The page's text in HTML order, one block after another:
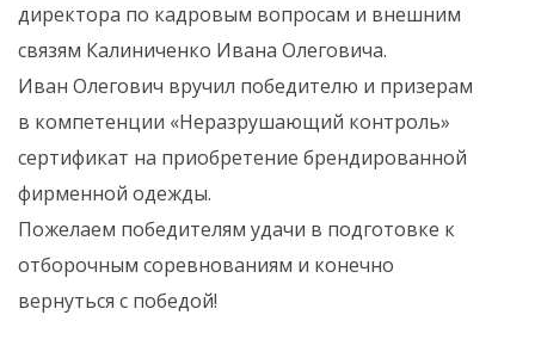
директора по кадровым вопросам и внешним
связям Калиниченко Ивана Олеговича.
Иван Олегович вручил победителю и призерам
в компетенции «Неразрушающий контроль»
сертификат на приобретение брендированной
фирменной одежды.
Пожелаем победителям удачи в подготовке к
отборочным соревнованиям и конечно
вернуться с победой!